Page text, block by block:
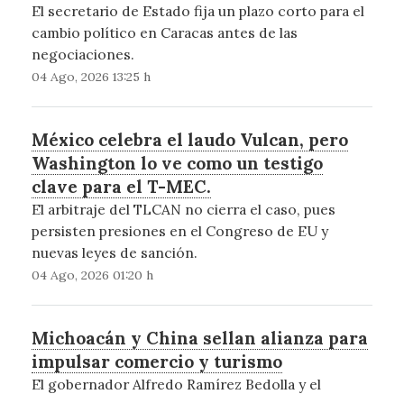
El secretario de Estado fija un plazo corto para el
cambio político en Caracas antes de las
negociaciones.
04 Ago, 2026 13:25 h
México celebra el laudo Vulcan, pero
Washington lo ve como un testigo
clave para el T-MEC.
El arbitraje del TLCAN no cierra el caso, pues
persisten presiones en el Congreso de EU y
nuevas leyes de sanción.
04 Ago, 2026 01:20 h
Michoacán y China sellan alianza para
impulsar comercio y turismo
El gobernador Alfredo Ramírez Bedolla y el